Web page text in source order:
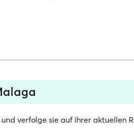
verfolge sie auf ihrer aktuellen